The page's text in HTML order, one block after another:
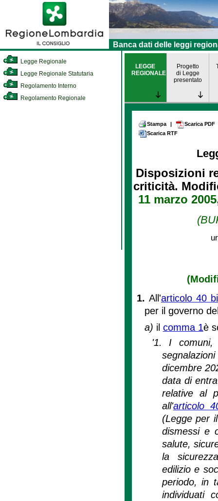
Banca dati delle leggi
Legge Regionale
Legge Regionale Statutaria
Regolamento Interno
Regolamento Regionale
LEGGE
REGIONALE
Progetto
di Legge
presentato
Stampa |
Scarica PDF
Scarica RTF
Disposizioni
criticità.
11 marzo
1. All'articolo 40
per il governo
a) il comma 1è
'1. I comuni,
dicembre
data di
relative al
all'articolo
(Legge per
dismessi e
salute,
la
edilizio e
periodo, in
individuati